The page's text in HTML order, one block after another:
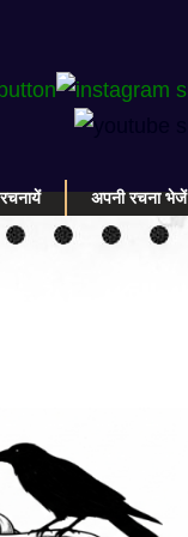
अपनी रचना भेजें